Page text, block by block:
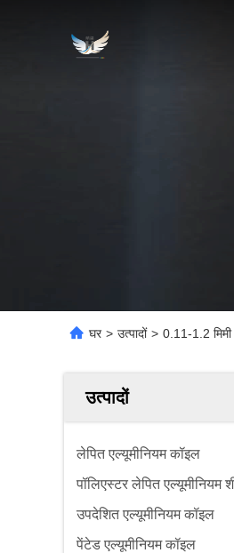
घर > उत्पादों > 0.11-1.2 मिमी
उत्पादों
लेपित एल्यूमीनियम कॉइल
पॉलिएस्टर लेपित एल्यूमीनियम
उपदेशित एल्यूमीनियम कॉइल
पेंटेड एल्यूमीनियम कॉइल